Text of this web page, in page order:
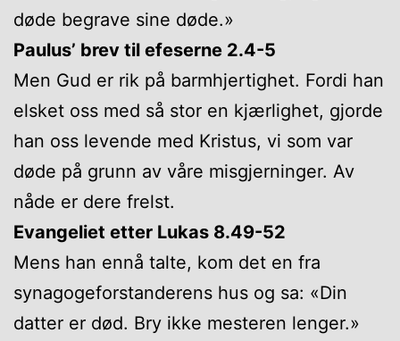
døde begrave sine døde.»
Paulus’ brev til efeserne 2.4-5
Men Gud er rik på barmhjertighet. Fordi han
elsket oss med så stor en kjærlighet, gjorde
han oss levende med Kristus, vi som var
døde på grunn av våre misgjerninger. Av
nåde er dere frelst.
Evangeliet etter Lukas 8.49-52
Mens han ennå talte, kom det en fra
synagogeforstanderens hus og sa: «Din
datter er død. Bry ikke mesteren lenger.»